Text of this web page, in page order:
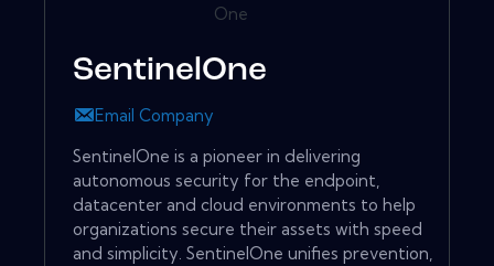
SentinelOne
Email Company
SentinelOne is a pioneer in delivering
autonomous security for the endpoint,
datacenter and cloud environments to help
organizations secure their assets with speed
and simplicity. SentinelOne unifies prevention,